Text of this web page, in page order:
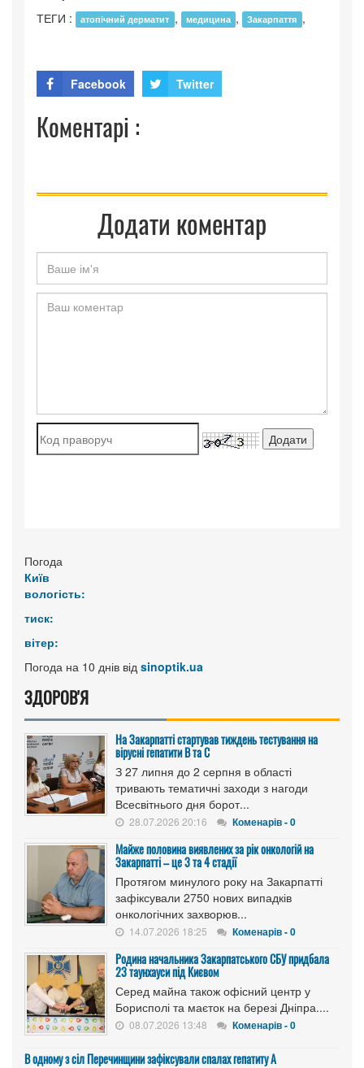
ТЕГИ :
атопічний дерматит , медицина , Закарпаття ,
Facebook Twitter
Коментарі :
Додати коментар
Погода
Київ
вологість:
тиск:
вітер:
Погода на 10 днів від sinoptik.ua
ЗДОРОВ'Я
На Закарпатті стартував тиждень тестування на
вірусні гепатити B та C
З 27 липня до 2 серпня в області
тривають тематичні заходи з нагоди
Всесвітнього дня борот...
28.07.2026 20:16 Коменарів - 0
Майже половина виявлених за рік онкологій на
Закарпатті – це 3 та 4 стадії
Протягом минулого року на Закарпатті
зафіксували 2750 нових випадків
онкологічних захворюв...
14.07.2026 18:25 Коменарів - 0
Родина начальника Закарпатського СБУ придбала
23 таунхауси під Києвом
Серед майна також офісний центр у
Борисполі та маєток на березі Дніпра....
08.07.2026 13:48 Коменарів - 0
В одному з сіл Перечинщини зафіксували спалах гепатиту А